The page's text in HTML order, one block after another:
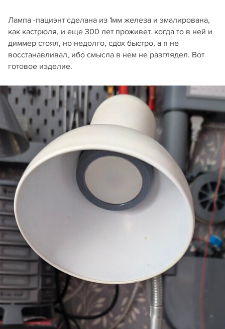
Лампа -пациэнт сделана из 1мм железа и эмалирована,
как кастрюля, и еще 300 лет проживет. когда то в ней и
диммер стоял, но недолго, сдох быстро, а я не
восстанавливал, ибо смысла в нем не разглядел. Вот
готовое изделие.